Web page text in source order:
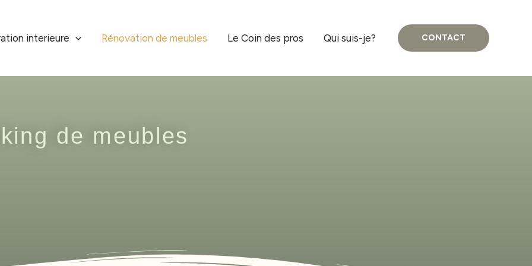
interieure Rénovation de meubles Le Coin des pros Qui suis-je? CONTACT
de meubles